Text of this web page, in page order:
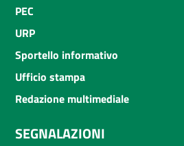
PEC
URP
Sportello informativo
Ufficio stampa
Redazione multimediale
SEGNALAZIONI